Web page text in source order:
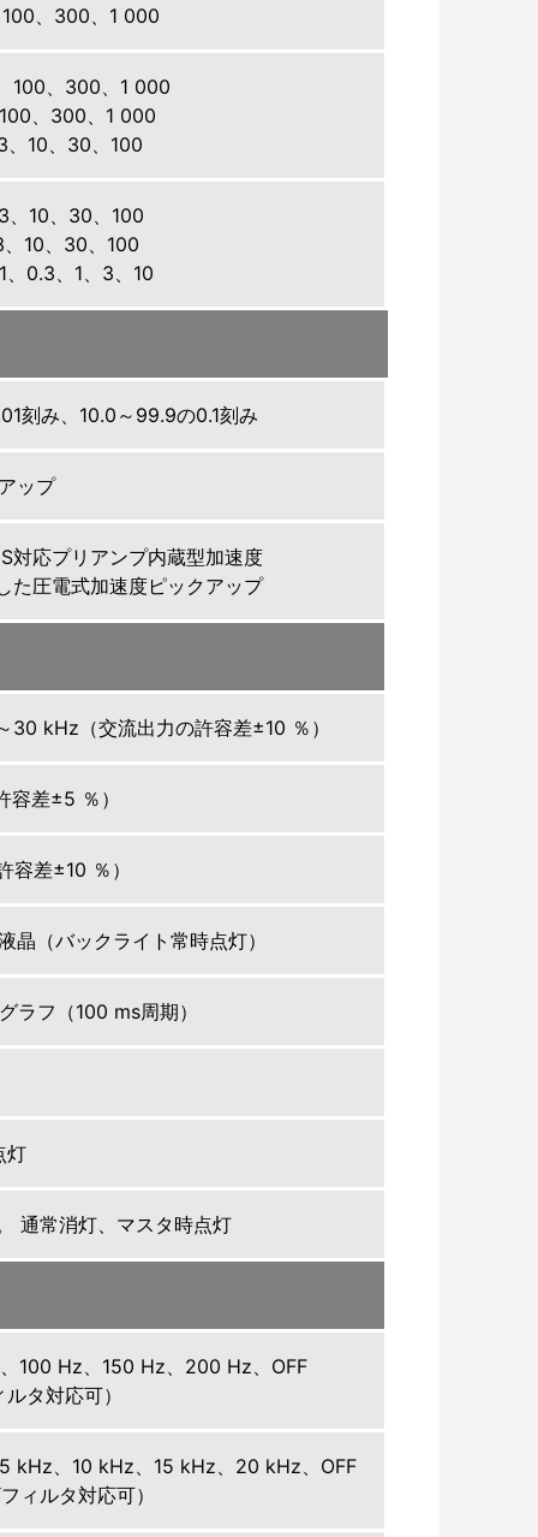
、300、1 000
100、300、1 000
、300、1 000
、10、30、100
、10、30、100
10、30、100
0.3、1、3、10
刻み、10.0～99.9の0.1刻み
ップ
対応プリアンプ内蔵型加速度
た圧電式加速度ピックアップ
kHz（交流出力の許容差±10 ％）
差±5 ％）
差±10 ％）
（バックライト常時点灯）
ラフ（100 ms周期）
灯
通常消灯、マスタ時点灯
、100 Hz、150 Hz、200 Hz、OFF
タ対応可）
kHz、10 kHz、15 kHz、20 kHz、OFF
ルタ対応可）